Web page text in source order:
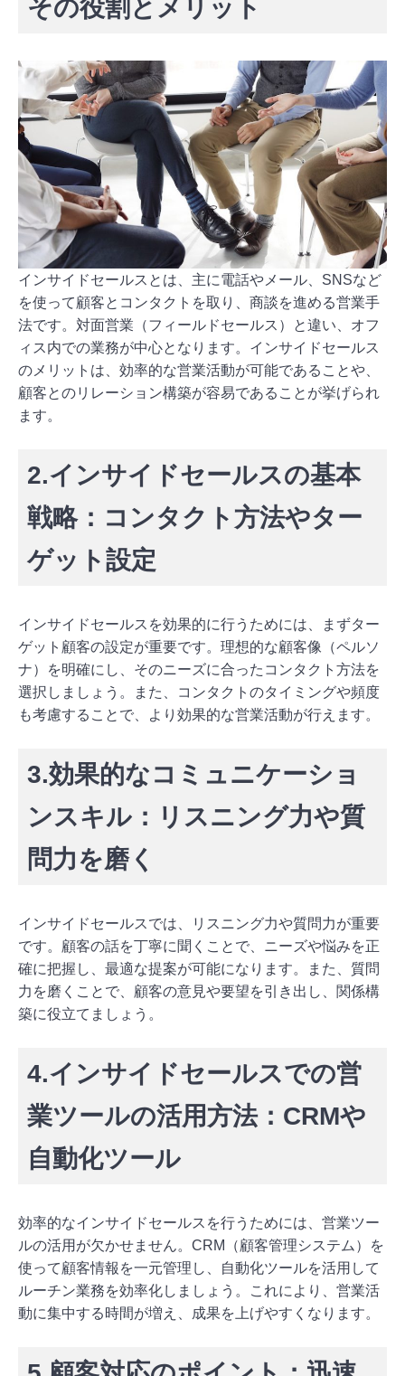
その役割とメリット
インサイドセールスとは、主に電話やメール、SNSなど
を使って顧客とコンタクトを取り、商談を進める営業手
法です。対面営業（フィールドセールス）と違い、オフ
ィス内での業務が中心となります。インサイドセールス
のメリットは、効率的な営業活動が可能であることや、
顧客とのリレーション構築が容易であることが挙げられ
ます。
2.インサイドセールスの基本
戦略：コンタクト方法やター
ゲット設定
インサイドセールスを効果的に行うためには、まずター
ゲット顧客の設定が重要です。理想的な顧客像（ペルソ
ナ）を明確にし、そのニーズに合ったコンタクト方法を
選択しましょう。また、コンタクトのタイミングや頻度
も考慮することで、より効果的な営業活動が行えます。
3.効果的なコミュニケーショ
ンスキル：リスニング力や質
問力を磨く
インサイドセールスでは、リスニング力や質問力が重要
です。顧客の話を丁寧に聞くことで、ニーズや悩みを正
確に把握し、最適な提案が可能になります。また、質問
力を磨くことで、顧客の意見や要望を引き出し、関係構
築に役立てましょう。
4.インサイドセールスでの営
業ツールの活用方法：CRMや
自動化ツール
効率的なインサイドセールスを行うためには、営業ツー
ルの活用が欠かせません。CRM（顧客管理システム）を
使って顧客情報を一元管理し、自動化ツールを活用して
ルーチン業務を効率化しましょう。これにより、営業活
動に集中する時間が増え、成果を上げやすくなります。